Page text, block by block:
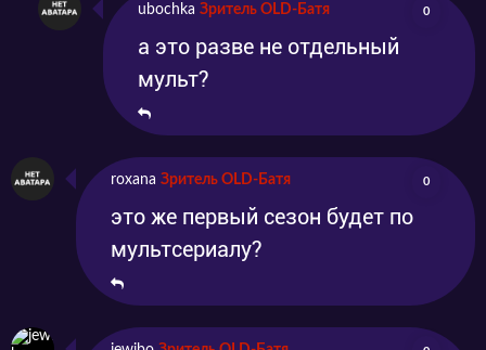
ubochka Зритель OLD-Батя 0
а это разве не отдельный
мульт?
roxana Зритель OLD-Батя 0
это же первый сезон будет по
мультсериалу?